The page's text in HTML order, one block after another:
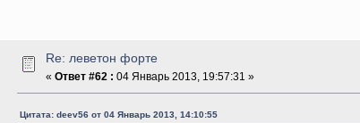
Re: леветон форте
«Ответ #62 : 04 Январь 2013, 19:57:31 »
Цитата: deev56 от 04 Январь 2013, 14:10:55